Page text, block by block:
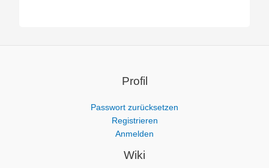
Profil
Passwort zurücksetzen
Registrieren
Anmelden
Wiki